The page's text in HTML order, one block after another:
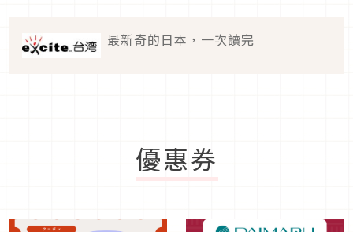
最新奇的日本，一次讀完
優惠券